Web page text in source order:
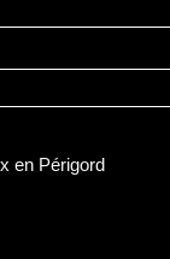
en Périgord